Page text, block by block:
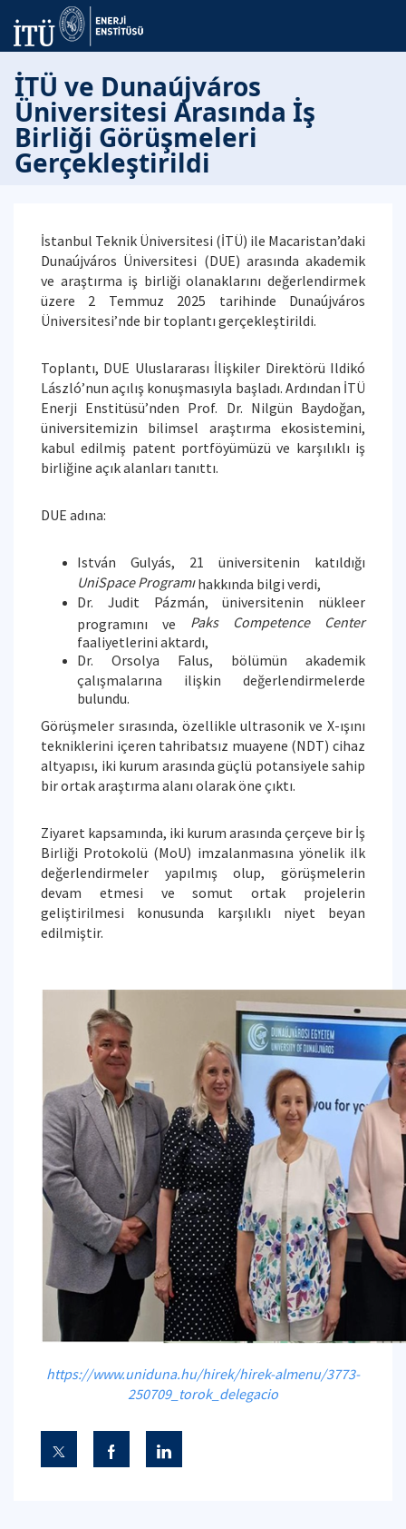
İTÜ ve Dunaújváros
Üniversitesi Arasında İş
Birliği Görüşmeleri
Gerçekleştirildi
İstanbul Teknik Üniversitesi (İTÜ) ile Macaristan’daki
Dunaújváros Üniversitesi (DUE) arasında akademik
ve araştırma iş birliği olanaklarını değerlendirmek
üzere 2 Temmuz 2025 tarihinde Dunaújváros
Üniversitesi’nde bir toplantı gerçekleştirildi.
Toplantı, DUE Uluslararası İlişkiler Direktörü Ildikó
László’nun açılış konuşmasıyla başladı. Ardından İTÜ
Enerji Enstitüsü’nden Prof. Dr. Nilgün Baydoğan,
üniversitemizin bilimsel araştırma ekosistemini,
kabul edilmiş patent portföyümüzü ve karşılıklı iş
birliğine açık alanları tanıttı.
DUE adına:
István Gulyás, 21 üniversitenin katıldığı
UniSpace Programıhakkında bilgi verdi,
Dr. Judit Pázmán, üniversitenin nükleer
programını ve Paks Competence Center
faaliyetlerini aktardı,
Dr. Orsolya Falus, bölümün akademik
çalışmalarına ilişkin değerlendirmelerde
bulundu.
Görüşmeler sırasında, özellikle ultrasonik ve X-ışını
tekniklerini içeren tahribatsız muayene (NDT) cihaz
altyapısı, iki kurum arasında güçlü potansiyele sahip
bir ortak araştırma alanı olarak öne çıktı.
Ziyaret kapsamında, iki kurum arasında çerçeve bir İş
Birliği Protokolü (MoU) imzalanmasına yönelik ilk
değerlendirmeler yapılmış olup, görüşmelerin
devam etmesi ve somut ortak projelerin
geliştirilmesi konusunda karşılıklı niyet beyan
edilmiştir.
https://www.uniduna.hu/hirek/hirek-almenu/3773-
250709_torok_delegacio